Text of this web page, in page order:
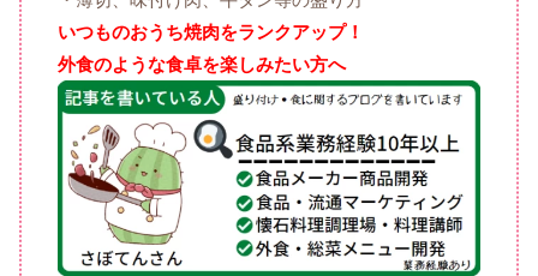
いつものおうち焼肉をランクアップ！
外食のような食卓を楽しみたい方へ